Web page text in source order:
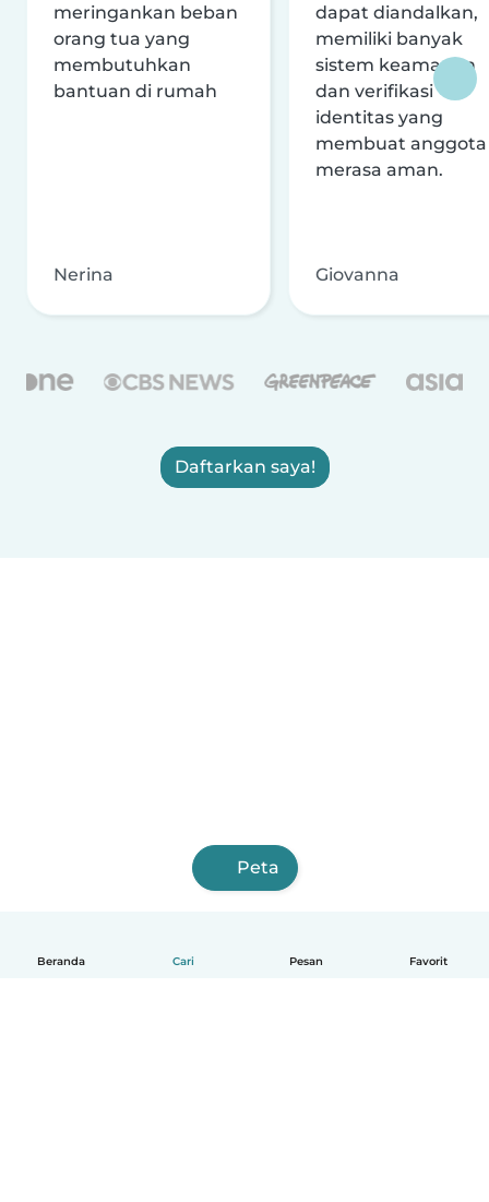
Beranda Cari Pesan Favorit
meringankan beban
orang tua yang
membutuhkan
bantuan di rumah
Nerina
dapat diandalkan,
memiliki banyak
sistem keamanan
dan verifikasi
identitas yang
membuat anggota
merasa aman.
Giovanna
Daftarkan saya!
Peta